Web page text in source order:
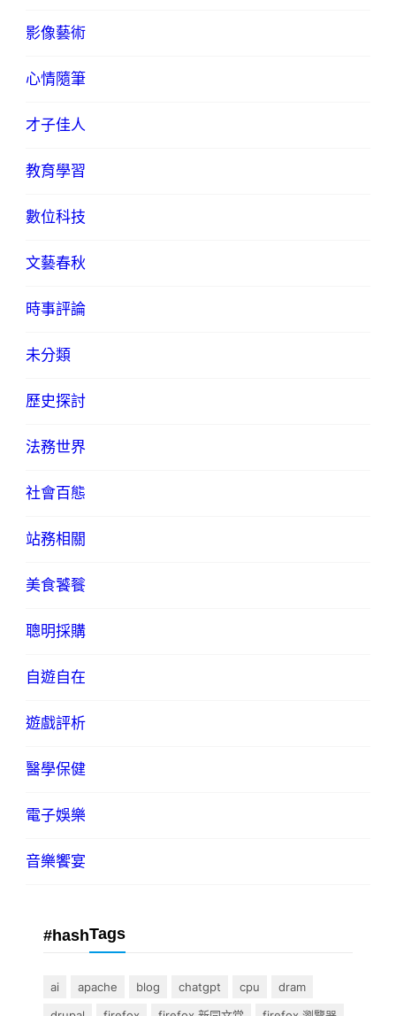
影像藝術
心情隨筆
才子佳人
教育學習
數位科技
文藝春秋
時事評論
未分類
歷史探討
法務世界
社會百態
站務相關
美食饕餮
聰明採購
自遊自在
遊戲評析
醫學保健
電子娛樂
音樂饗宴
#hashTags
ai apache blog chatgpt cpu
dram